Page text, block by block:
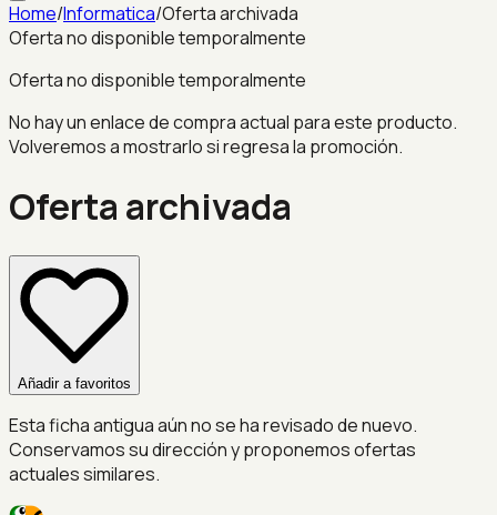
Home/Informatica/Oferta archivada
Oferta no disponible temporalmente
Oferta no disponible temporalmente
No hay un enlace de compra actual para este producto.
Volveremos a mostrarlo si regresa la promoción.
Oferta archivada
Añadir a favoritos
Esta ficha antigua aún no se ha revisado de nuevo.
Conservamos su dirección y proponemos ofertas
actuales similares.